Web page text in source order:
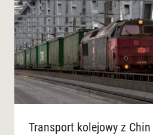
Transport kolejowy z